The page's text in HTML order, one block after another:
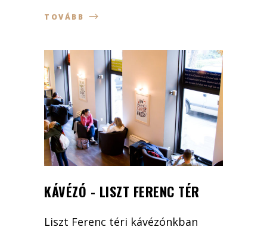
TOVÁBB
KÁVÉZÓ - LISZT FERENC TÉR
Liszt Ferenc téri kávézónkban